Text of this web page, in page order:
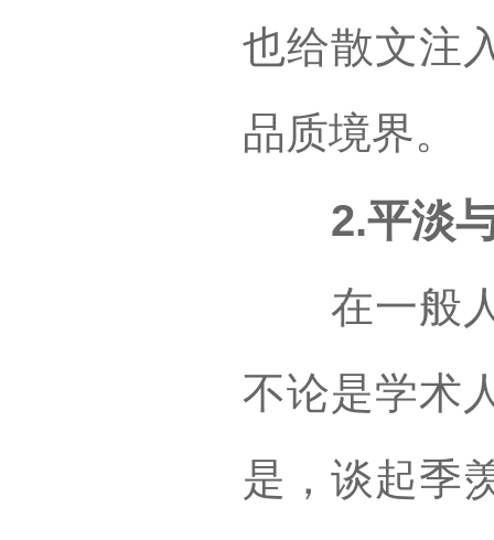
也给散文注
品质境界。
2.平淡与
在一般人
不论是学术
是，谈起季